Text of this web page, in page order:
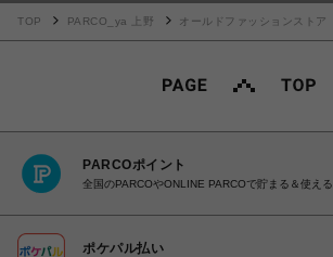
TOP PARCO_ya 上野 オールドファッションストア
PARCOポイント
全国のPARCOやONLINE PARCOで貯まる＆使える
ポケパル払い